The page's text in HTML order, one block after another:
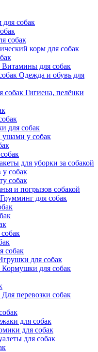
для собак
собак
корм для собак
Витамины для собак
Одежда и обувь для
Гигиена, пелёнки
для собак
ушами у собак
для уборки за собакой
у собак
собак
и погрызов собакой
Грумминг для собак
собак
для собак
Кормушки для собак
Для перевозки собак
для собак
для собак
для собак